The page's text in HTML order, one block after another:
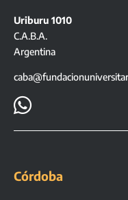
Uriburu 1010
C.A.B.A.
Argentina

Córdoba